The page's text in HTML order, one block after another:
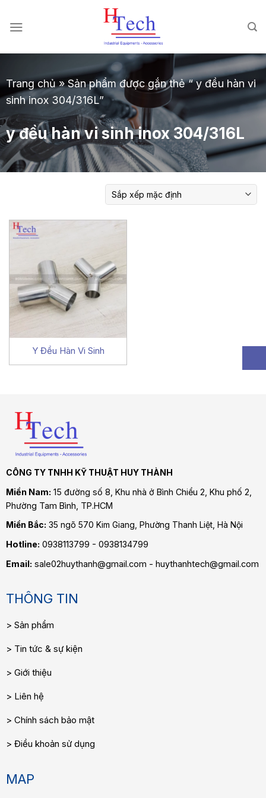
đến
dung
Trang chủ»Sản phẩm được gắn thẻ “ y đều hàn vi
sinh inox 304/316L”
y đều hàn vi sinh inox 304/316L
Y Đều Hàn Vi Sinh
CÔNG TY TNHH KỸ THUẬT HUY THÀNH
Miền Nam: 15 đường số 8, Khu nhà ở Bình Chiểu 2, Khu phố 2,
Phường Tam Bình , TP.HCM
Miền Bắc: 35 ngõ 570 Kim Giang, Phường Thanh Liệt, Hà Nội
Hotline: 0938113799 - 0938134799
Email: sale02huythanh@gmail.com - huythanhtech@gmail.com
THÔNG TIN
Sản phẩm
Tin tức & sự kiện
Giới thiệu
Liên hệ
Chính sách bảo mật
Điều khoản sử dụng
MAP